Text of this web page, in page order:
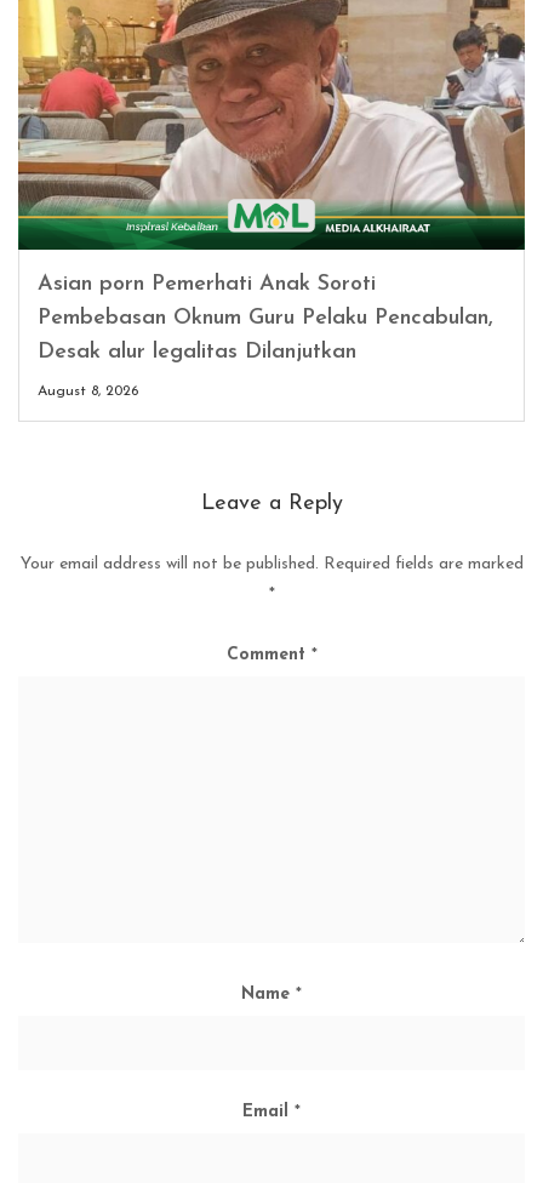
Asian porn Pemerhati Anak Soroti
Pembebasan Oknum Guru Pelaku Pencabulan,
Desak alur legalitas Dilanjutkan
August 8, 2026
Leave a Reply
Your email address will not be published. Required fields are marked
*
Comment *
Name *
Email *